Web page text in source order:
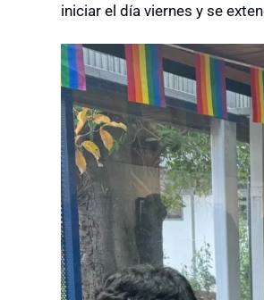
iniciar el día viernes y se